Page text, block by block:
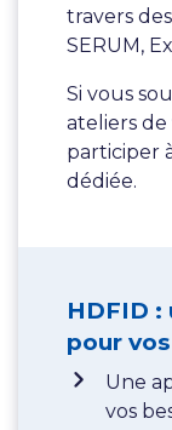
travers
SERUM,
Si vous
ateliers de
participer
dédiée.
HDFID
pour
Une
vos